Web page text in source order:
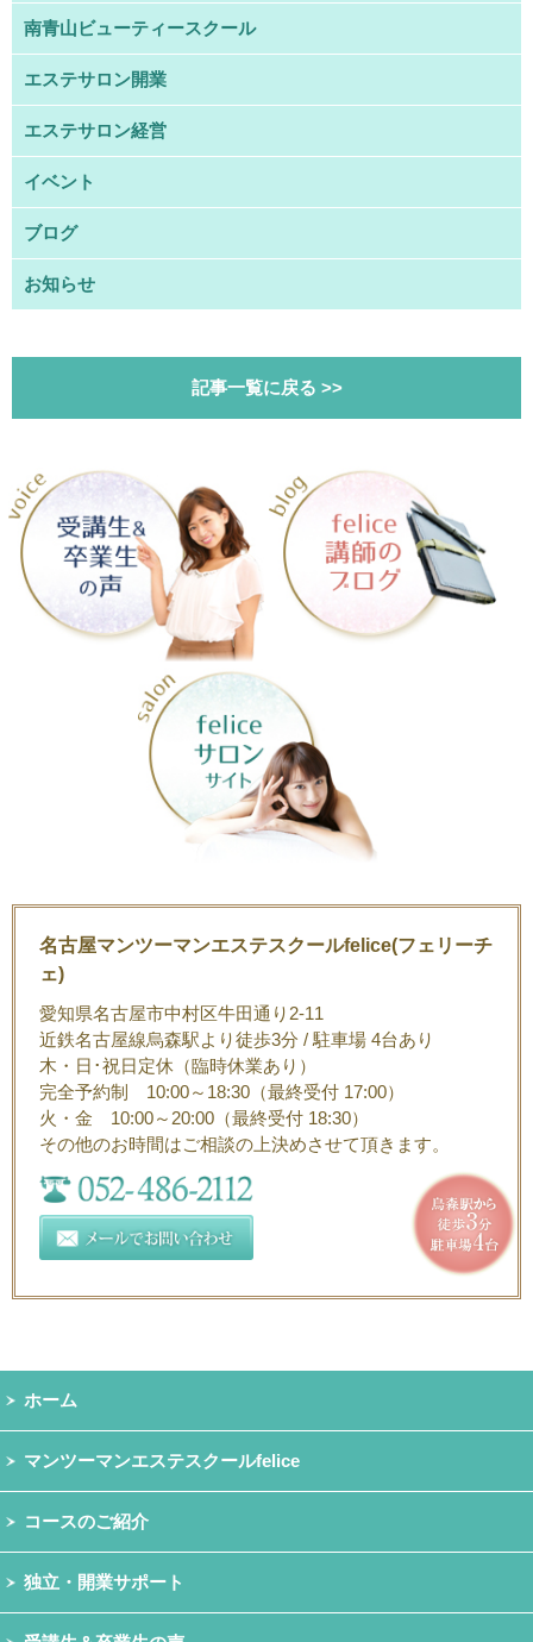
南青山ビューティースクール
エステサロン開業
エステサロン経営
イベント
ブログ
お知らせ
記事一覧に戻る >>
名古屋マンツーマンエステスクールfelice(フェリーチ
ェ)
愛知県名古屋市中村区牛田通り2-11
近鉄名古屋線烏森駅より徒歩3分 / 駐車場 4台あり
木・日･祝日定休（臨時休業あり）
完全予約制 10:00～18:30（最終受付 17:00）
火・金 10:00～20:00（最終受付 18:30）
その他のお時間はご相談の上決めさせて頂きます。
ホーム
マンツーマンエステスクールfelice
コースのご紹介
独立・開業サポート